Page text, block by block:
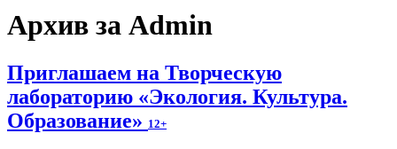
Архив за Admin
Приглашаем на Творческую
лабораторию «Экология. Культура.
Образование» 12+